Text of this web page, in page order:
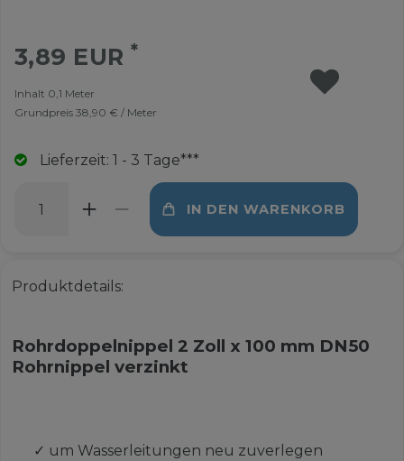
3,89 EUR*
Inhalt 0,1 Meter
Grundpreis 38,90 € / Meter
Lieferzeit: 1 - 3 Tage***
IN DEN WARENKORB
Produktdetails:
Rohrdoppelnippel 2 Zoll x 100 mm DN50
Rohrnippel verzinkt
✓ um Wasserleitungen neu zuverlegen